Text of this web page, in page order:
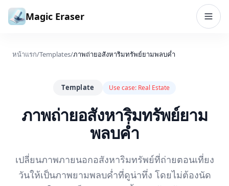
ข้ามไปยังเนื้อหา
Magic Eraser
หน้าแรก/Templates/ภาพถ่ายอสังหาริมทรัพย์ยามพลบค่ำ
Template Use case: Real Estate
ภาพถ่ายอสังหาริมทรัพย์ยาม
พลบค่ำ
เปลี่ยนภาพภายนอกอสังหาริมทรัพย์ที่ถ่ายตอนเที่ยง
วันให้เป็นภาพยามพลบค่ำที่ดูน่าทึ่ง โดยไม่ต้องนัด